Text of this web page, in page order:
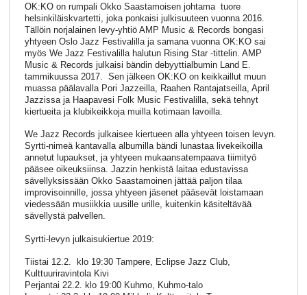
OK:KO on rumpali Okko Saastamoisen johtama tuore
helsinkiläiskvartetti, joka ponkaisi julkisuuteen vuonna 2016.
Tällöin norjalainen levy-yhtiö AMP Music & Records bongasi
yhtyeen Oslo Jazz Festivalilla ja samana vuonna OK:KO sai
myös We Jazz Festivalilla halutun Rising Star -tittelin. AMP
Music & Records julkaisi bändin debyyttialbumin Land E.
tammikuussa 2017. Sen jälkeen OK:KO on keikkaillut muun
muassa päälavalla Pori Jazzeilla, Raahen Rantajatseilla, April
Jazzissa ja Haapavesi Folk Music Festivalilla, sekä tehnyt
kiertueita ja klubikeikkoja muilla kotimaan lavoilla.
We Jazz Records julkaisee kiertueen alla yhtyeen toisen levyn.
Syrtti-nimeä kantavalla albumilla bändi lunastaa livekeikoilla
annetut lupaukset, ja yhtyeen mukaansatempaava tiimityö
pääsee oikeuksiinsa. Jazzin henkistä laitaa edustavissa
sävellyksissään Okko Saastamoinen jättää paljon tilaa
improvisoinnille, jossa yhtyeen jäsenet pääsevät loistamaan
viedessään musiikkia uusille urille, kuitenkin käsiteltävää
sävellystä palvellen.
Syrtti-levyn julkaisukiertue 2019:
Tiistai 12.2. klo 19:30 Tampere, Eclipse Jazz Club,
Kulttuuriravintola Kivi
Perjantai 22.2. klo 19:00 Kuhmo, Kuhmo-talo